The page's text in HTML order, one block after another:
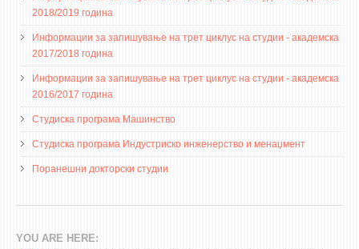
ИЗВЕСТУВАЊА
НАСТАВЕН КАДАР
ПЕНЗИОНИРАН КАДАР
2018/2019 година
Информации за запишување на трет циклус на студии - академска
2017/2018 година
Информации за запишување на трет циклус на студии - академска
2016/2017 година
Студиска програма Машинство
Студиска програма Индустриско инженерство и менаџмент
Поранешни докторски студии
YOU ARE HERE